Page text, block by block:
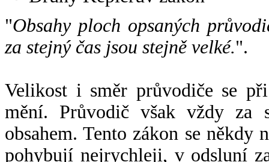
"Obsahy ploch opsaných
za stejný čas jsou stejně velké.".
Velikost i směr průvodiče se
mění. Průvodič však vždy za
obsahem. Tento zákon se někdy
pohybují nejrychleji, v odsluní